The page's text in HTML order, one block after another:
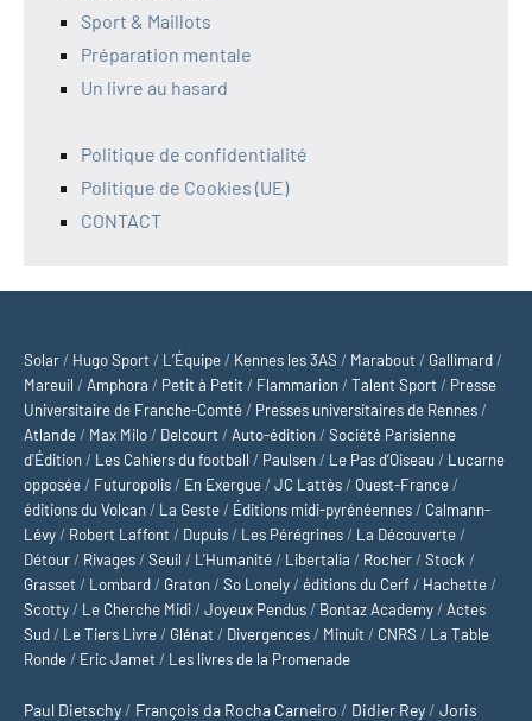
Sport & Maillots
Préparation mentale
Un livre au hasard
Politique de confidentialité
Politique de Cookies (UE)
CONTACT
Solar / Hugo Sport / L’Équipe / Kennes les 3AS / Marabout / Gallimard /
Mareuil / Amphora / Petit à Petit / Flammarion /Talent Sport / Presse
Universitaire de Franche-Comté / Presses universitaires de Rennes /
Atlande / Max Milo / Delcourt / Auto-édition /Société Parisienne
d'Édition / Les Cahiers du football / Paulsen / Le Pas d’Oiseau / Lucarne
opposée / Futuropolis / En Exergue /JC Lattès / Ouest-France /
éditions du Volcan / La Geste / Éditions midi-pyrénéennes / Calmann-
Lévy / Robert Laffont / Dupuis / Les Pérégrines / La Découverte /
Détour / Rivages /Seuil / L'Humanité / Libertalia / Rocher /Stock /
Grasset / Lombard / Graton /So Lonely /éditions du Cerf / Hachette /
Scotty / Le Cherche Midi /Joyeux Pendus / Bontaz Academy / Actes
Sud / Le Tiers Livre / Glénat / Divergences / Minuit / CNRS / La Table
Ronde / Eric Jamet / Les livres de la Promenade
Paul Dietschy / François da Rocha Carneiro / Didier Rey / Joris